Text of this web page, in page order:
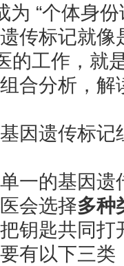
“个体身份
标记就像
的工作，就
合分析，解
遗传标记
的基因遗
会选择多种
钥匙共同打
有以下三类